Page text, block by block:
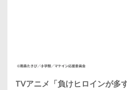
TVアニメ「負けヒロインが